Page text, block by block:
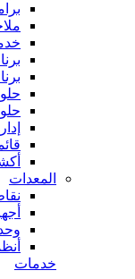
المعدات
خدمات